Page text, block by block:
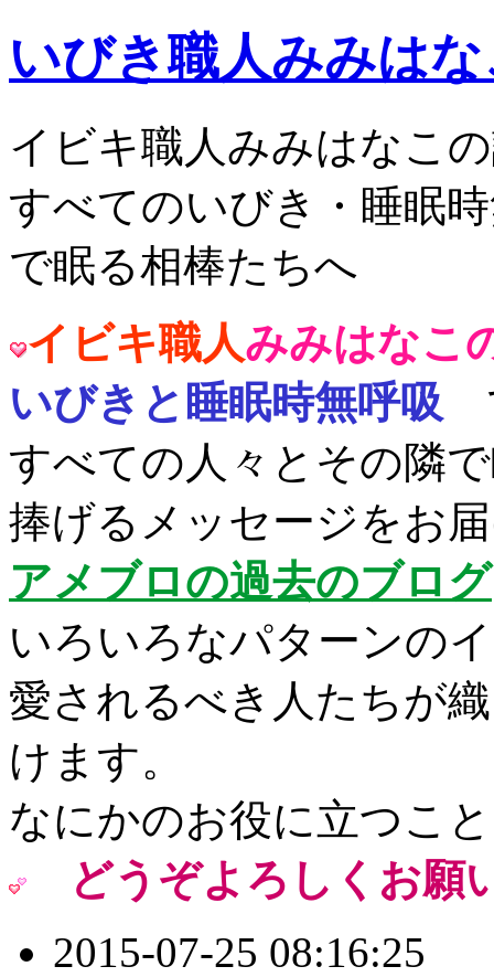
いびき職人みみは
イビキ職人みみはなこ
すべてのいびき・睡眠
で眠る相棒たちへ
イビキ職人みみはなこ
いびきと睡眠時無呼吸
すべての人々とその隣
捧げるメッセージをお
アメブロの過去のブログ
いろいろなパターンの
愛されるべき人たちが
けます。
なにかのお役に立つこ
どうぞよろしくお願
2015-07-25 08:16:25